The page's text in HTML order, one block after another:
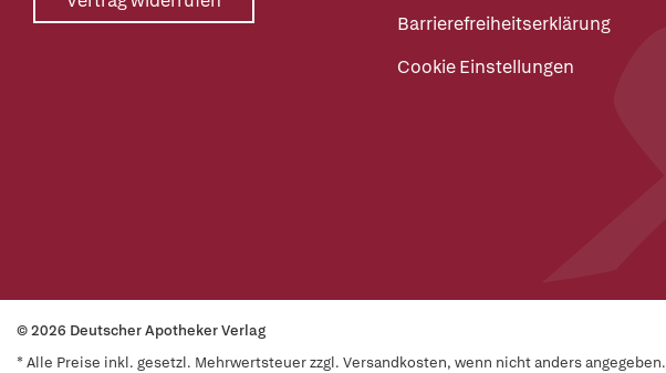
Barrierefreiheitserklärung
Cookie Einstellungen
© 2026 Deutscher Apotheker Verlag
* Alle Preise inkl. gesetzl. Mehrwertsteuer zzgl. Versandkosten, wenn nicht anders angegeben.